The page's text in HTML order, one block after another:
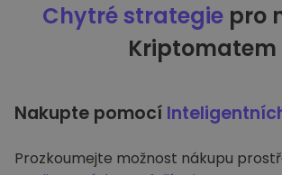
Chytré strategie pro
Kriptomatem
Nakupte pomocí
Prozkoumejte možnost nákupu